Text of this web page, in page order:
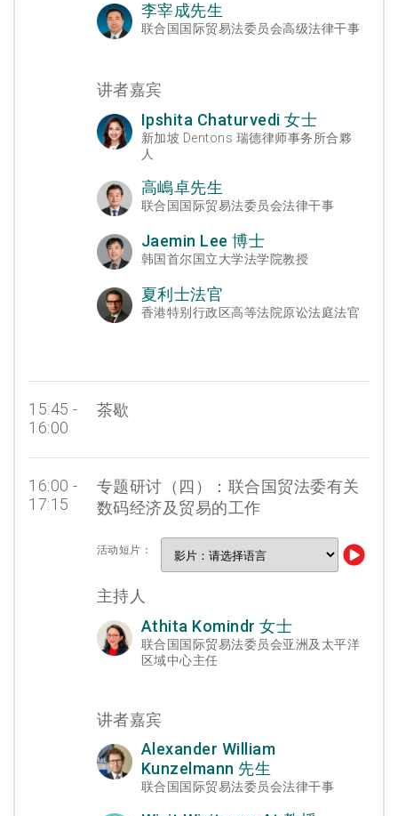
李宰成先生
联合国国际贸易法委员会高级法律干事
讲者嘉宾
Ipshita Chaturvedi 女士
新加坡 Dentons 瑞德律师事务所合夥
人
高嶋卓先生
联合国国际贸易法委员会法律干事
Jaemin Lee 博士
韩国首尔国立大学法学院教授
夏利士法官
香港特别行政区高等法院原讼法庭法官
15:45 -
16:00
茶歇
16:00 -
17:15
专题研讨（四）：联合国贸法委有关
数码经济及贸易的工作
活动短片：
主持人
Athita Komindr 女士
联合国国际贸易法委员会亚洲及太平洋
区域中心主任
讲者嘉宾
Alexander William
Kunzelmann 先生
联合国国际贸易法委员会法律干事